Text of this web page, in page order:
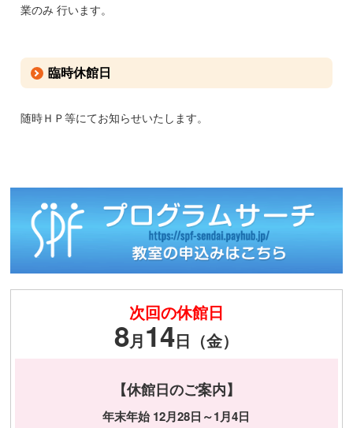
業のみ 行います。
臨時休館日
随時ＨＰ等にてお知らせいたします。
次回の休館日
8月14日（金）
【休館日のご案内】
年末年始 12月28日～1月4日